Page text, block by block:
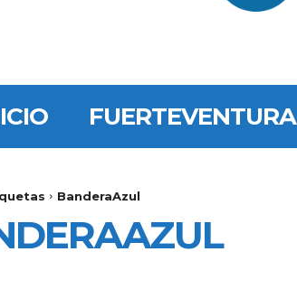
FUERTEVENTURA
BanderaAzul